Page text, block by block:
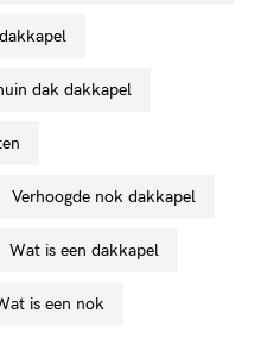
dak dakkapel
verhoogde nok dakkapel
wat is een dakkapel
wat is een nok